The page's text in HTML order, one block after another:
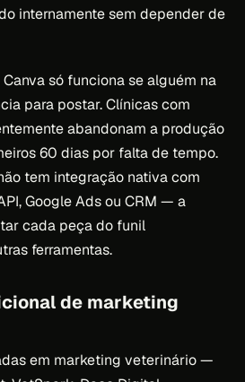
internamente sem depender de
Canva só funciona se alguém na
para postar. Clínicas com
abandonam a produção
60 dias por falta de tempo.
tem integração nativa com
Google Ads ou CRM — a
cada peça do funil
ferramentas.
de marketing
em marketing veterinário —